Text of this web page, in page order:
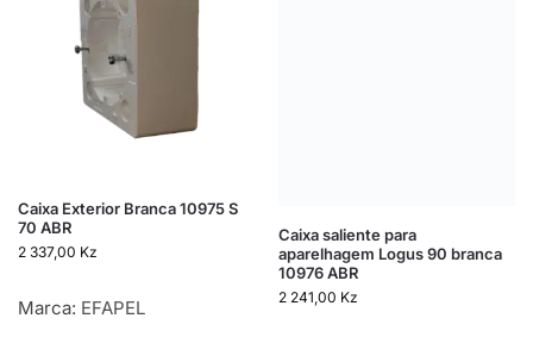
Caixa Exterior Branca 10975 S
70 ABR
2 337,00 Kz
Marca: EFAPEL
Caixa saliente para
aparelhagem Logus 90 branca
10976 ABR
2 241,00 Kz